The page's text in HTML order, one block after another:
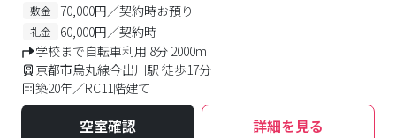
敷金 70,000円／契約時お預り
礼金
60,000円／契約時
学校まで自転車利用 8分 2000m
京都市烏丸線今出川駅 徒歩17分
築20年／RC11階建て
空室確認 詳細を見る